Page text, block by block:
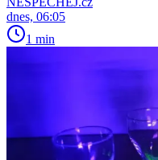
dnes, 06:05
1 min